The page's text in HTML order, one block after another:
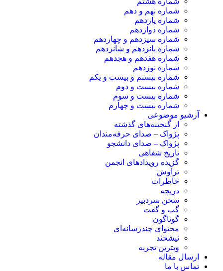
شماره نهم و دهم
شماره یازدهم
شماره دوازدهم
شماره سیزدهم و چهاردهم
شماره پانزدهم و شانزدهم
شماره هفدهم و هجدهم
شماره نوزدهم
شماره بیستم و بیست و یکم
شماره بیست و دوم
شماره بیست و سوم
شماره بیست و چهارم
آرشیو موضوعی
از گنجینه‌های گذشته
پژواک – صدای حرفه‌مندان
پژواک – صدای دانشجو
تاریخ شفاهی
گزیده رویدادهای انجمن
تراوش
خاطرات
دریچه
سخن سردبیر
گپ و گفت
گوناگون
محتوای چندرسانه‌ای
نیشخند
ویترین تجربه
ارسال مقاله
تماس با ما